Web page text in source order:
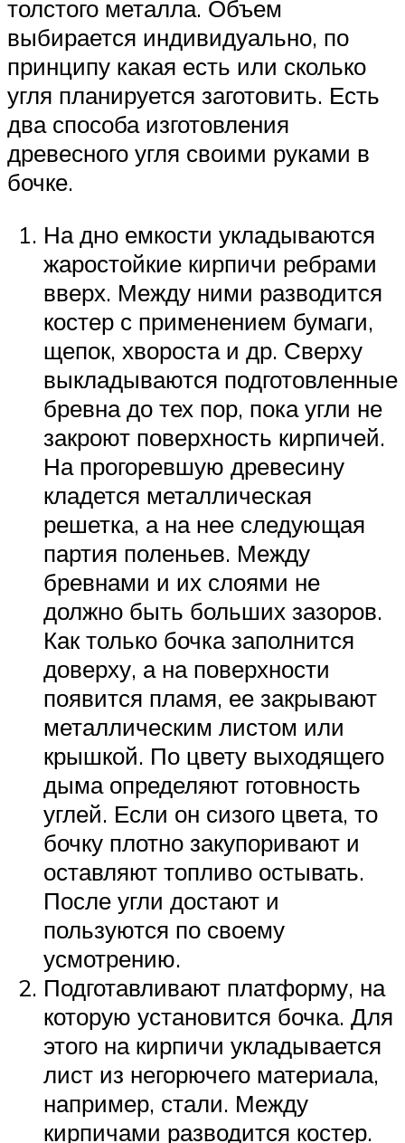
толстого металла. Объем
выбирается индивидуально, по
принципу какая есть или сколько
угля планируется заготовить. Есть
два способа изготовления
древесного угля своими руками в
бочке.
На дно емкости укладываются
жаростойкие кирпичи ребрами
вверх. Между ними разводится
костер с применением бумаги,
щепок, хвороста и др. Сверху
выкладываются подготовленные
бревна до тех пор, пока угли не
закроют поверхность кирпичей.
На прогоревшую древесину
кладется металлическая
решетка, а на нее следующая
партия поленьев. Между
бревнами и их слоями не
должно быть больших зазоров.
Как только бочка заполнится
доверху, а на поверхности
появится пламя, ее закрывают
металлическим листом или
крышкой. По цвету выходящего
дыма определяют готовность
углей. Если он сизого цвета, то
бочку плотно закупоривают и
оставляют топливо остывать.
После угли достают и
пользуются по своему
усмотрению.
Подготавливают платформу, на
которую установится бочка. Для
этого на кирпичи укладывается
лист из негорючего материала,
например, стали. Между
кирпичами разводится костер.